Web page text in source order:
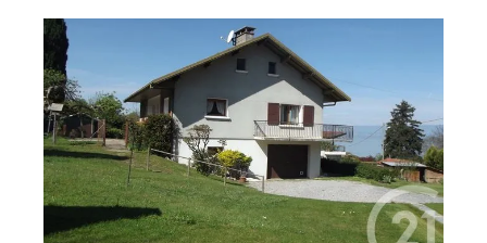
MAXILLY SUR LEMAN 74
85,50 m
, 4 pièces
Ref : 156080
Maison à vendre
450 000 €
Visiter le site dédié